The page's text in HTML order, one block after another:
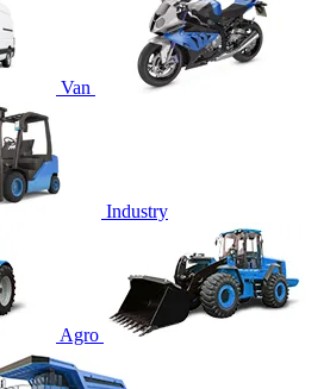
Van
Industry
Agro